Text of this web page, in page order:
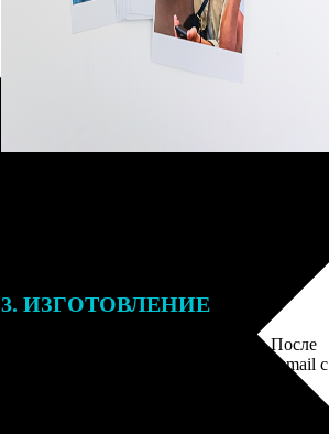
3. ИЗГОТОВЛЕНИЕ
Оплатите заказ банковской картой. После
оплаты получите подтверждение на email с
описанием заказа. Когда отправим заказ